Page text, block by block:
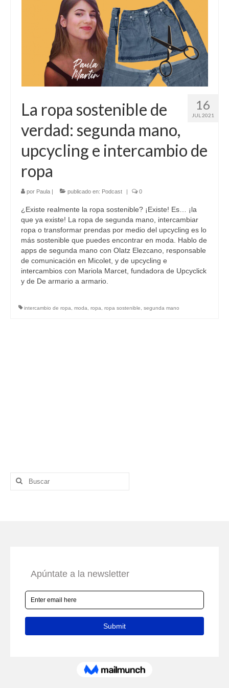
Contacto
16
JUL 2021
La ropa sostenible de
verdad: segunda mano,
upcycling e intercambio de
ropa
por Paula publicado en: Podcast 0
¿Existe realmente la ropa sostenible? ¡Existe! Es… ¡la
que ya existe! La ropa de segunda mano, intercambiar
ropa o transformar prendas por medio del upcycling es lo
más sostenible que puedes encontrar en moda. Hablo de
apps de segunda mano con Olatz Elezcano, responsable
de comunicación en Micolet, y de upcycling e
intercambios con Mariola Marcet, fundadora de Upcyclick
y de De armario a armario.
intercambio de ropa, moda, ropa, ropa sostenible, segunda mano
Buscar